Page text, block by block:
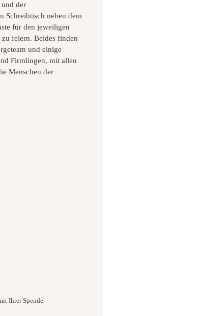
der
Schreibtisch neben dem
für den jeweiligen
feiern. Beides finden
und einige
Firmlingen, mit allen
Menschen der
Ihrer Spende